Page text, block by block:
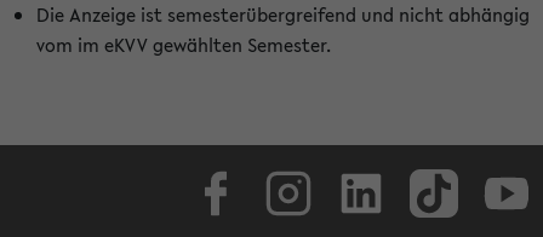
Die Anzeige ist semesterübergreifend und nicht abhängig
vom im eKVV gewählten Semester.